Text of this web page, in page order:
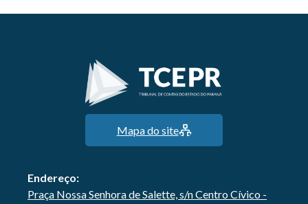
Mapa do site
Endereço:
Praça Nossa Senhora de Salette, s/n Centro Cívico -